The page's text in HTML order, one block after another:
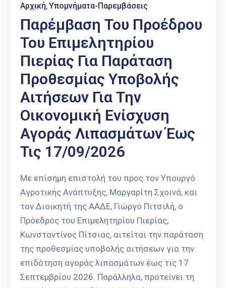
Αρχική‚ Υπομνήματα-Παρεμβάσεις
Παρέμβαση Του Προέδρου
Του Επιμελητηρίου
Πιερίας Για Παράταση
Προθεσμίας Υποβολής
Αιτήσεων Για Την
Οικονομική Ενίσχυση
Αγοράς Λιπασμάτων Έως
Τις 17/09/2026
Με επίσημη επιστολή του προς τον Υπουργό
Αγροτικής Ανάπτυξης, Μαργαρίτη Σχοινά, και
τον Διοικητή της ΑΑΔΕ, Γιώργο Πιτσιλή, ο
Πρόεδρος του Επιμελητηρίου Πιερίας,
Κωνσταντίνος Πίτσιας, αιτείται την παράταση
της προθεσμίας υποβολής αιτήσεων για την
επιδότηση αγοράς λιπασμάτων έως τις 17
Σεπτεμβρίου 2026. Παράλληλα, προτείνει τη